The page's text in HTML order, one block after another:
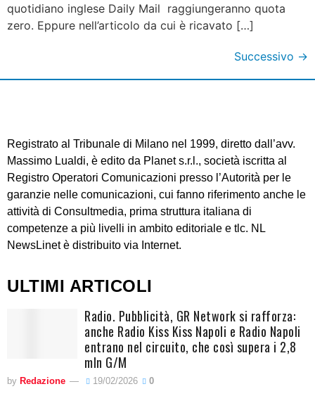
quotidiano inglese Daily Mail raggiungeranno quota
zero. Eppure nell’articolo da cui è ricavato […]
Successivo →
Registrato al Tribunale di Milano nel 1999, diretto dall’avv.
Massimo Lualdi, è edito da Planet s.r.l., società iscritta al
Registro Operatori Comunicazioni presso l’Autorità per le
garanzie nelle comunicazioni, cui fanno riferimento anche le
attività di Consultmedia, prima struttura italiana di
competenze a più livelli in ambito editoriale e tlc. NL
NewsLinet è distribuito via Internet.
ULTIMI ARTICOLI
Radio. Pubblicità, GR Network si rafforza:
anche Radio Kiss Kiss Napoli e Radio Napoli
entrano nel circuito, che così supera i 2,8
mln G/M
by Redazione 19/02/2026 0